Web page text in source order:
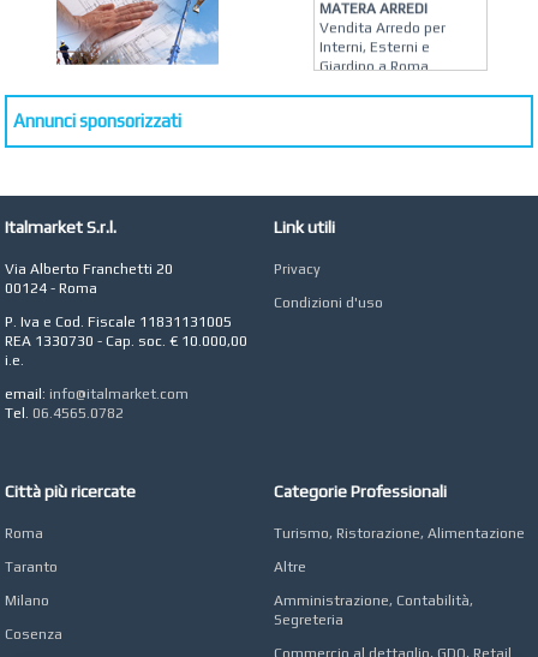
MATERA ARREDI
Vendita Arredo per
Interni, Esterni e
Giardino a Roma
STUDIO MICCI
COLA
Roma
CONCEPT POINT
Annunci sponsorizzati
Italmarket S.r.l.
Via Alberto Franchetti 20
00124 - Roma
P. Iva e Cod. Fiscale 11831131005
REA 1330730 - Cap. soc. € 10.000,00
i.e.
email: info@italmarket.com
Tel. 06.4565.0782
Link utili
Privacy
Condizioni d'uso
Città più ricercate
Roma
Taranto
Milano
Cosenza
Categorie Professionali
Turismo, Ristorazione, Alimentazione
Altre
Amministrazione, Contabilità,
Segreteria
Commercio al dettaglio, GDO, Retail